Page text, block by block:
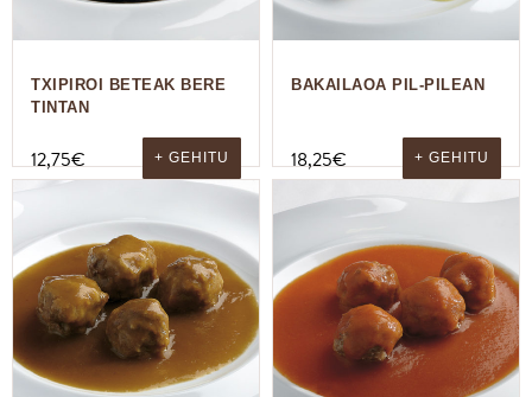
TXIPIROI BETEAK BERE
TINTAN
12,75€ + GEHITU
BAKAILAOA PIL-PILEAN
18,25€ + GEHITU